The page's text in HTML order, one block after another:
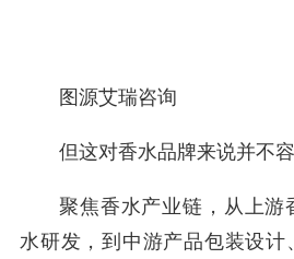
图源艾瑞咨询
但这对香水品牌来说并不容
聚焦香水产业链，从上游
水研发，到中游产品包装设计